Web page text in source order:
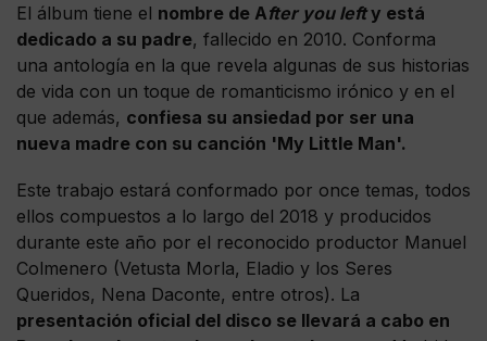
El álbum tiene el nombre de After you lefty está
dedicado a su padre, fallecido en 2010. Conforma
una antología en la que revela algunas de sus historias
de vida con un toque de romanticismo irónico y en el
que además, confiesa su ansiedad por ser una
nueva madre con su canción 'My Little Man'.
Este trabajo estará conformado por once temas, todos
ellos compuestos a lo largo del 2018 y producidos
durante este año por el reconocido productor Manuel
Colmenero (Vetusta Morla, Eladio y los Seres
Queridos, Nena Daconte, entre otros). La
presentación oficial del disco se llevará a cabo en